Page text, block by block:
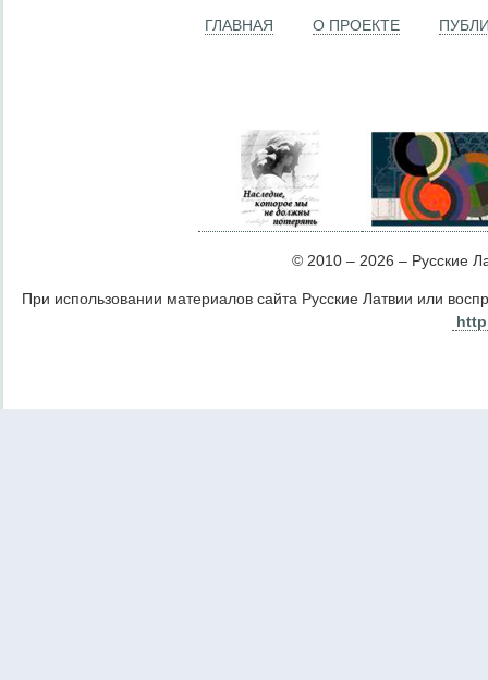
ГЛАВНАЯ О ПРОЕКТЕ
© 2010 – 2026 – Русские
При использовании материалов сайта Русские Латвии или